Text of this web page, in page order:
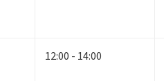
12:00 - 14:00